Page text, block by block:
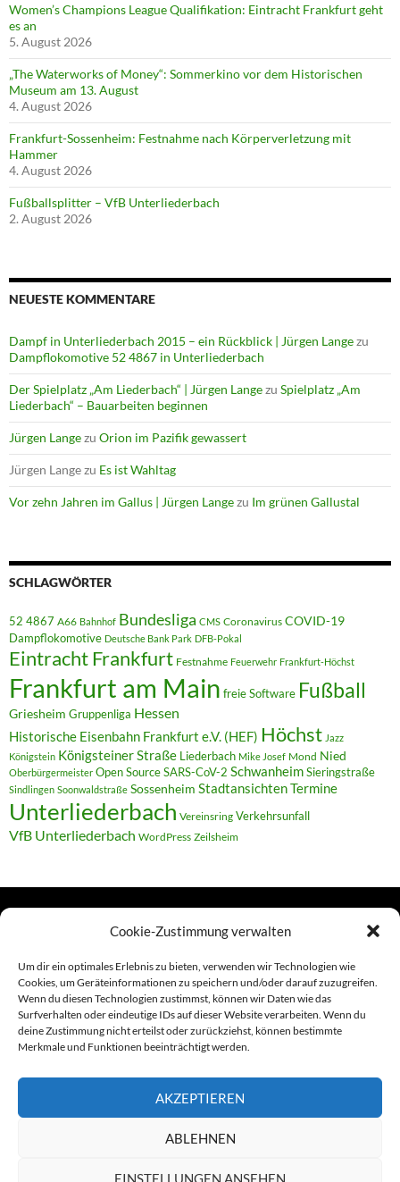
Cookie-Zustimmung verwalten
Um dir ein optimales Erlebnis zu bieten, verwenden wir Technologien wie
Cookies, um Geräteinformationen zu speichern und/oder darauf zuzugreifen.
Wenn du diesen Technologien zustimmst, können wir Daten wie das
Surfverhalten oder eindeutige IDs auf dieser Website verarbeiten. Wenn du
deine Zustimmung nicht erteilst oder zurückziehst, können bestimmte
Merkmale und Funktionen beeinträchtigt werden.
AKZEPTIEREN
ABLEHNEN
EINSTELLUNGEN ANSEHEN
Women’s Champions League Qualifikation: Eintracht Frankfurt geht
es an
5. August 2026
„The Waterworks of Money“: Sommerkino vor dem Historischen
Museum am 13. August
4. August 2026
Frankfurt-Sossenheim: Festnahme nach Körperverletzung mit
Hammer
4. August 2026
Fußballsplitter – VfB Unterliederbach
2. August 2026
NEUESTE KOMMENTARE
Dampf in Unterliederbach 2015 – ein Rückblick | Jürgen Langezu
Dampflokomotive 52 4867 in Unterliederbach
Der Spielplatz „Am Liederbach“ | Jürgen Langezu Spielplatz „Am
Liederbach“ – Bauarbeiten beginnen
Jürgen Langezu Orion im Pazifik gewassert
Jürgen Langezu Es ist Wahltag
Vor zehn Jahren im Gallus | Jürgen Langezu Im grünen Gallustal
SCHLAGWÖRTER
52 4867 A66 Bahnhof Bundesliga CMS Coronavirus COVID-19
Dampflokomotive Deutsche Bank Park DFB-Pokal
Eintracht Frankfurt Festnahme Feuerwehr Frankfurt-Höchst
Frankfurt am Main freie Software Fußball
Griesheim Gruppenliga Hessen
Historische Eisenbahn Frankfurt e.V. (HEF) Höchst Jazz
Königstein Königsteiner Straße Liederbach Mike Josef Mond Nied
Oberbürgermeister Open SourceSARS-CoV-2 SchwanheimSieringstraße
Sindlingen Soonwaldstraße Sossenheim StadtansichtenTermine
Unterliederbach Vereinsring Verkehrsunfall
VfB Unterliederbach WordPress Zeilsheim
Links
Amiga (alt in Seite)
Amiga-News
Foto-Spaziergänge (Mainzauber)